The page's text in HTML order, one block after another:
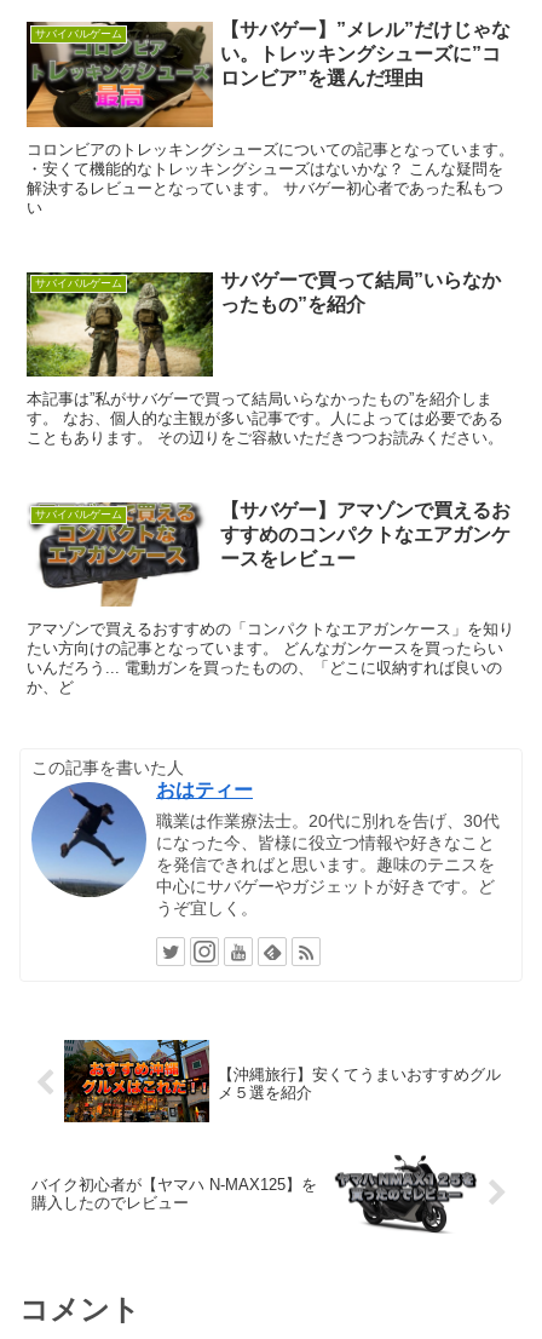
サバイバルゲーム
【サバゲー】”メレル”だけじゃな
い。トレッキングシューズに”コ
ロンビア”を選んだ理由
コロンビアのトレッキングシューズについての記事となっています。
・安くて機能的なトレッキングシューズはないかな？ こんな疑問を
解決するレビューとなっています。 サバゲー初心者であった私もつ
い
サバイバルゲーム
サバゲーで買って結局”いらなか
ったもの”を紹介
本記事は”私がサバゲーで買って結局いらなかったもの”を紹介しま
す。 なお、個人的な主観が多い記事です。人によっては必要である
こともあります。 その辺りをご容赦いただきつつお読みください。
サバイバルゲーム
【サバゲー】アマゾンで買えるお
すすめのコンパクトなエアガンケ
ースをレビュー
アマゾンで買えるおすすめの「コンパクトなエアガンケース」を知り
たい方向けの記事となっています。 どんなガンケースを買ったらい
いんだろう... 電動ガンを買ったものの、「どこに収納すれば良いの
か、ど
この記事を書いた人
おはティー
職業は作業療法士。20代に別れを告げ、30代
になった今、皆様に役立つ情報や好きなこと
を発信できればと思います。趣味のテニスを
中心にサバゲーやガジェットが好きです。ど
うぞ宜しく。
【沖縄旅行】安くてうまいおすすめグル
メ５選を紹介
バイク初心者が【ヤマハ N-MAX125】を
購入したのでレビュー
コメント